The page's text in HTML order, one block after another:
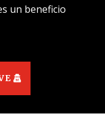
un beneficio